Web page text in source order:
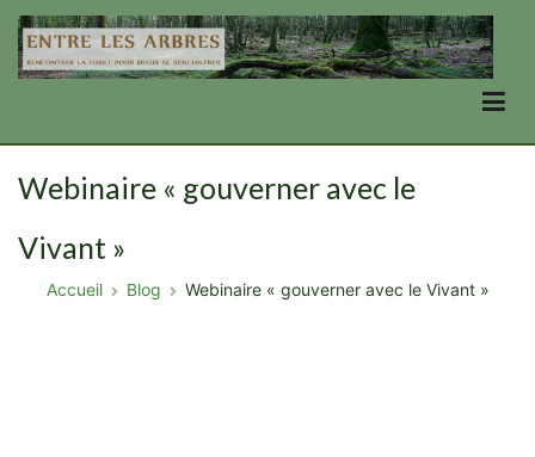
contenu
Webinaire « gouverner avec le
Vivant »
Accueil Blog Webinaire « gouverner avec le Vivant »